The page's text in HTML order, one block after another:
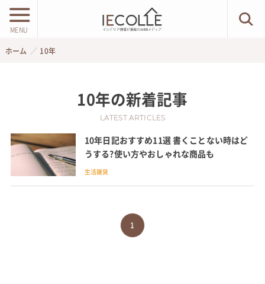
MENU
ホーム 10年
10年の新着記事
LATEST ARTICLES
10年日記おすすめ11選 書くことない時はど
うする?使い方やおしゃれな商品も
生活雑貨
1